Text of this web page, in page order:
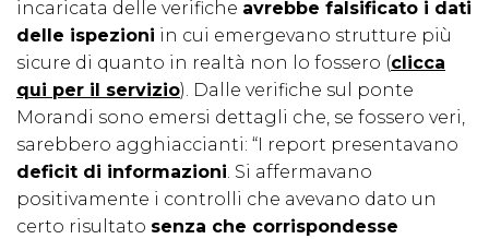
incaricata delle verifiche avrebbe falsificato i dati
delle ispezioni in cui emergevano strutture più
sicure di quanto in realtà non lo fossero (clicca
qui per il servizio). Dalle verifiche sul ponte
Morandi sono emersi dettagli che, se fossero veri,
sarebbero agghiaccianti: “I report presentavano
deficit di informazioni. Si affermavano
positivamente i controlli che avevano dato un
certo risultato senza che corrispondesse